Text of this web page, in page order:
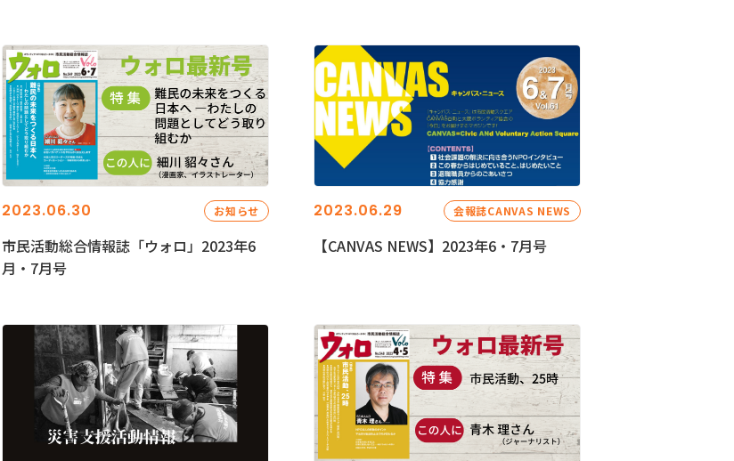
2023.06.30 お知らせ
市民活動総合情報誌「ウォロ」2023年6
月・7月号
2023.06.29 会報誌CANVAS NEWS
【CANVAS NEWS】2023年6・7月号